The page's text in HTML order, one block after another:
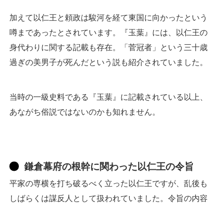
加えて以仁王と頼政は駿河を経て東国に向かったという
噂まであったとされています。『玉葉』には、以仁王の
身代わりに関する記載も存在。「菅冠者」という三十歳
過ぎの美男子が死んだという説も紹介されていました。
当時の一級史料である『玉葉』に記載されている以上、
あながち俗説ではないのかも知れません。
鎌倉幕府の根幹に関わった以仁王の令旨
平家の専横を打ち破るべく立った以仁王ですが、乱後も
しばらくは謀反人として扱われていました。令旨の内容